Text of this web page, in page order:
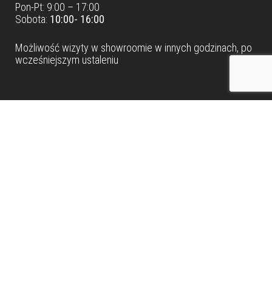
Pon-Pt: 9:00 – 17:00
Sobota: 10:00- 16:00
Możliwość wizyty w showroomie w innych godzinach, po
wcześniejszym ustaleniu